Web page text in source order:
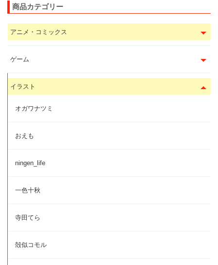
商品カテゴリー
アニメ・コミックス
ゲーム
イラスト
オガワナツミ
おえも
ningen_life
一色十秋
寺田てら
殻似コモル